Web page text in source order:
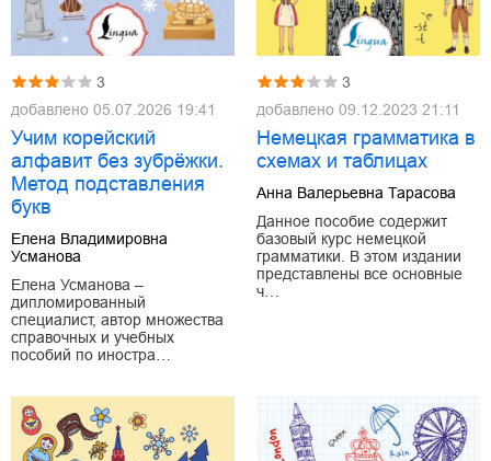
3
добавлено 05.07.2026 19:41
Учим корейский
алфавит без зубрёжки.
Метод подставления
букв
Елена Владимировна
Усманова
Елена Усманова –
дипломированный
специалист, автор множества
справочных и учебных
пособий по иностра…
3
добавлено 09.12.2023 21:11
Немецкая грамматика в
схемах и таблицах
Анна Валерьевна Тарасова
Данное пособие содержит
базовый курс немецкой
грамматики. В этом издании
представлены все основные
ч…